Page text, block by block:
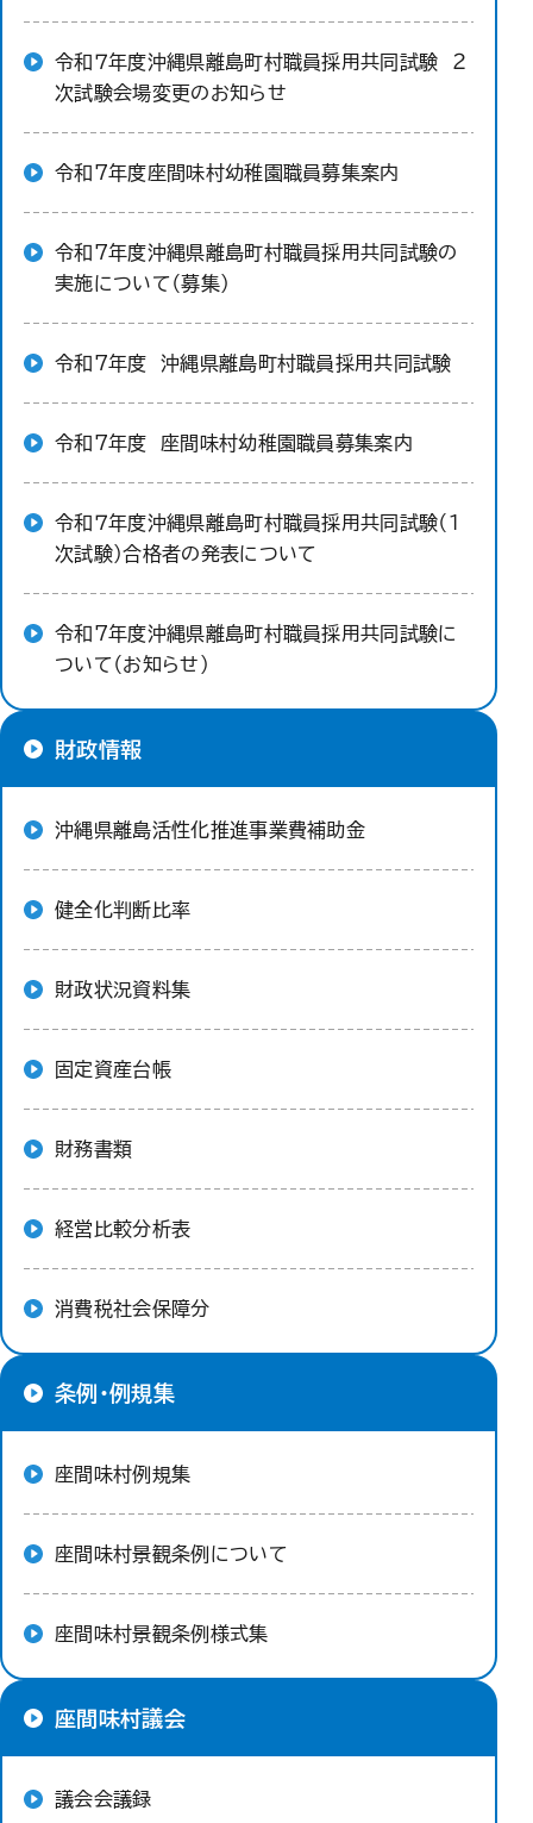
令和７年度沖縄県離島町村職員採用共同試験 ２
次試験会場変更のお知らせ
令和7年度座間味村幼稚園職員募集案内
令和7年度沖縄県離島町村職員採用共同試験の
実施について（募集）
令和7年度 沖縄県離島町村職員採用共同試験
令和7年度 座間味村幼稚園職員募集案内
令和７年度沖縄県離島町村職員採用共同試験（1
次試験）合格者の発表について
令和7年度沖縄県離島町村職員採用共同試験に
ついて（お知らせ）
財政情報
沖縄県離島活性化推進事業費補助金
健全化判断比率
財政状況資料集
固定資産台帳
財務書類
経営比較分析表
消費税社会保障分
条例・例規集
座間味村例規集
座間味村景観条例について
座間味村景観条例様式集
座間味村議会
議会会議録